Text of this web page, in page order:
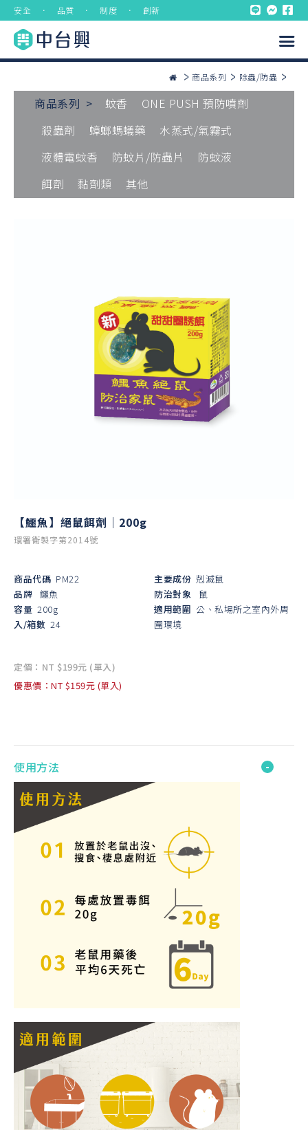
安全 ． 品質 ． 制度 ． 創新
商品系列 除蟲/防蟲
商品系列 > 蚊香
ONE PUSH 預防噴劑
殺蟲劑
蟑螂螞蟻藥
水蒸式/氣霧式
液體電蚊香
防蚊片/防蟲片
防蚊液
餌劑
黏劑類 其他
【鱷魚】絕鼠餌劑｜200g
環署衛製字第2014號
商品代碼 PM22
品牌 鱷魚
容量 200g
入/箱數 24
主要成份 剋滅鼠
防治對象
鼠
適用範圍 公、私場所之室內外周
圍環境
定價：NT $199元 (單入)
優惠價：NT $159元 (單入)
使用方法